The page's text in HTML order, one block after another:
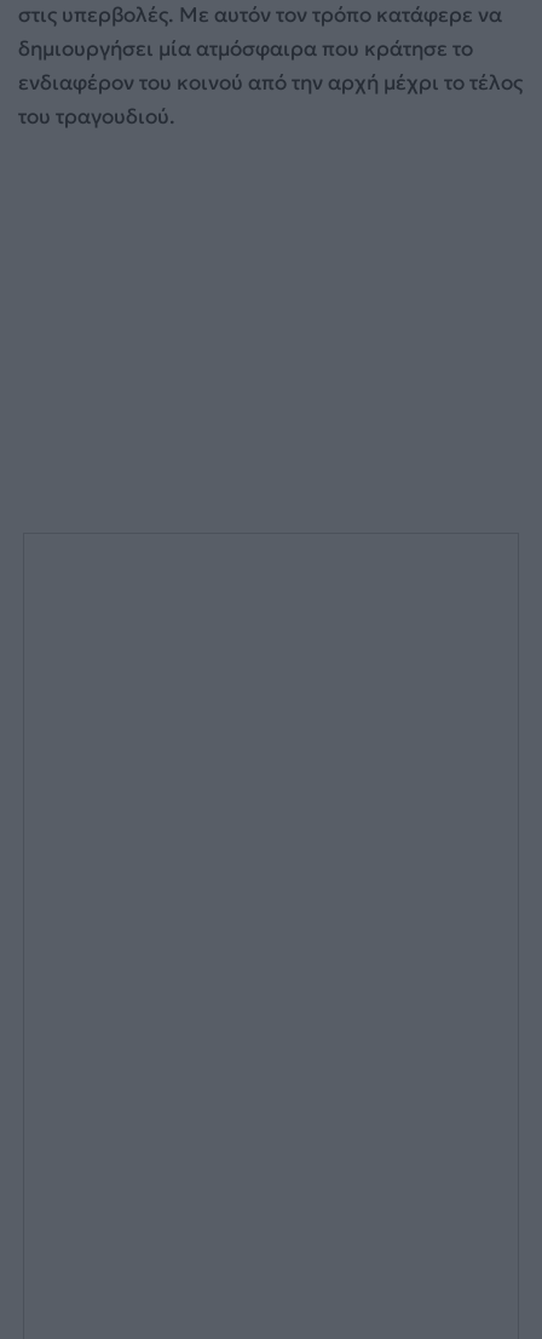
στις υπερβολές. Με αυτόν τον τρόπο κατάφερε να
δημιουργήσει μία ατμόσφαιρα που κράτησε το
ενδιαφέρον του κοινού από την αρχή μέχρι το τέλος
του τραγουδιού.